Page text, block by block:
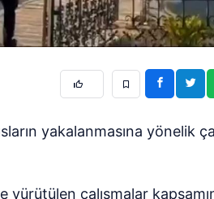
yakalanmasına yönelik
çalışmalar